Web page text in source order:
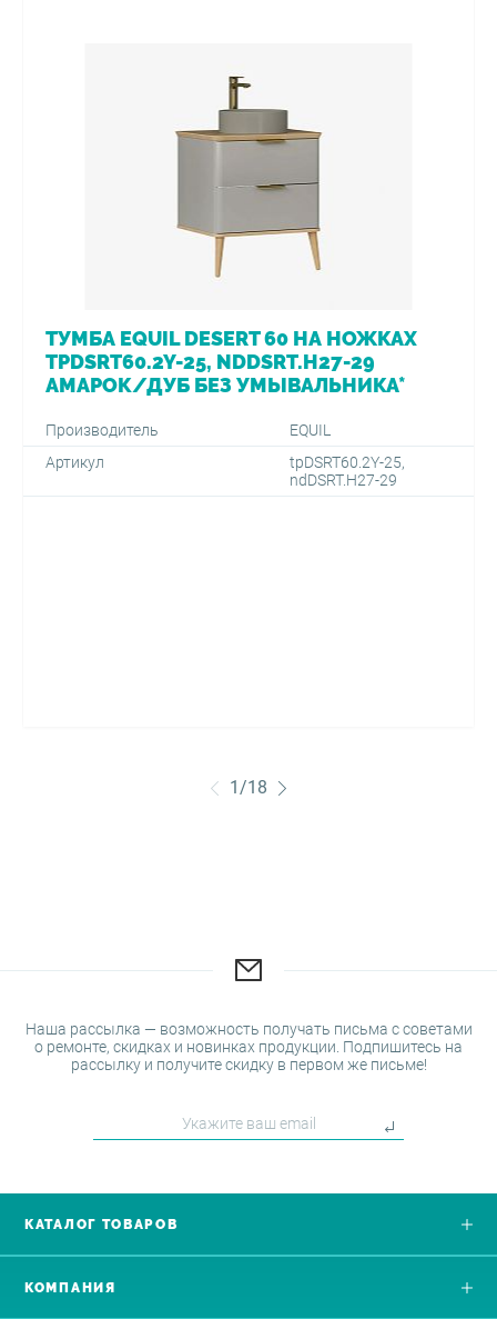
ТУМБА EQUIL DESERT 60 НА НОЖКАХ
TPDSRT60.2Y-25, NDDSRT.H27-29
АМАРОК/ДУБ БЕЗ УМЫВАЛЬНИКА*
Производитель
EQUIL
Артикул
tpDSRT60.2Y-25,
ndDSRT.H27-29
1/18
Наша рассылка — возможность получать письма с советами
о ремонте, скидках и новинках продукции. Подпишитесь на
рассылку и получите скидку в первом же письме!
КАТАЛОГ ТОВАРОВ
КОМПАНИЯ